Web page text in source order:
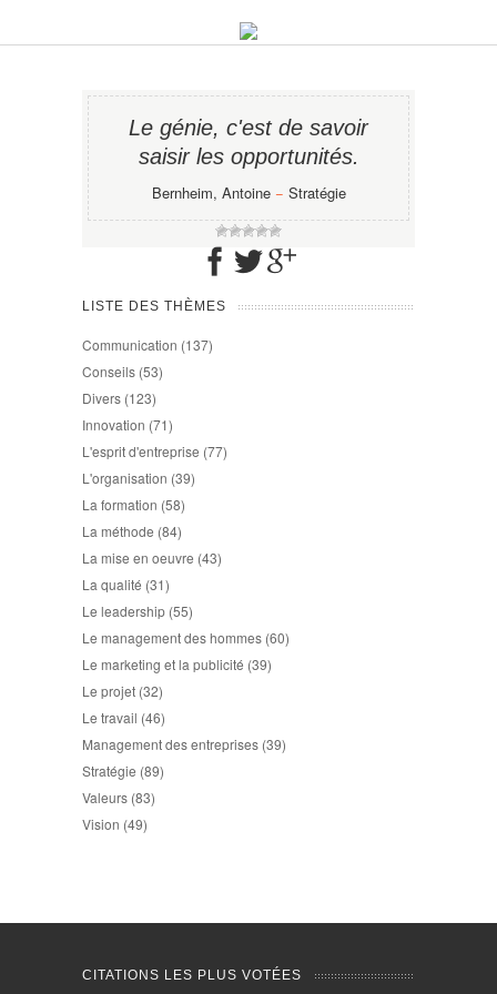
Le génie, c'est de savoir
saisir les opportunités.
Bernheim, Antoine− Stratégie
LISTE DES THÈMES
Communication (137)
Conseils (53)
Divers (123)
Innovation (71)
L'esprit d'entreprise (77)
L'organisation (39)
La formation (58)
La méthode (84)
La mise en oeuvre (43)
La qualité (31)
Le leadership (55)
Le management des hommes (60)
Le marketing et la publicité (39)
Le projet (32)
Le travail (46)
Management des entreprises (39)
Stratégie (89)
Valeurs (83)
Vision (49)
CITATIONS LES PLUS VOTÉES